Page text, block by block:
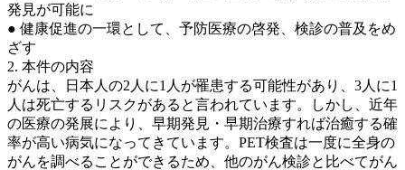
発見が可能に
● 健康促進の一環として、予防医療の啓発、検診の普及をめ
ざす
2. 本件の内容
がんは、日本人の2人に1人が罹患する可能性があり、3人に1
人は死亡するリスクがあると言われています。しかし、近年
の医療の発展により、早期発見・早期治療すれば治癒する確
率が高い病気になってきています。PET検査は一度に全身の
がんを調べることができるため、他のがん検診と比べてがん